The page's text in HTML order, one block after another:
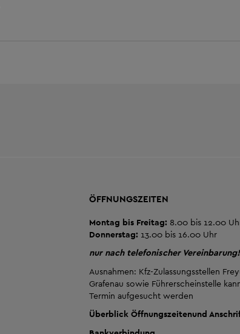
ÖFFNUNGSZEITEN
Montag bis Freitag: 8.00 bis 12.00
Donnerstag: 13.00 bis 16.00 Uhr
nur nach telefonischer Vereinbarung!
Ausnahmen: Kfz-Zulassungsstellen
Grafenau sowie Führerscheinstelle
Termin aufgesucht werden
Überblick Öffnungszeitenund